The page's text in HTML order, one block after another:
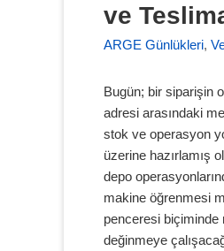
ve
ARGE Günlükleri,
Bugün; bir siparişin
adresi arasındaki
stok ve operasyon
üzerine hazırlamış
depo
makine öğrenmesi
penceresi biçiminde
değinmeye